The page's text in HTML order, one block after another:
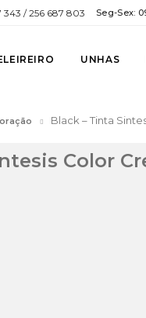
343 / 256 687 803 Seg-Sex:
UNHAS
Black – Tinta
Color